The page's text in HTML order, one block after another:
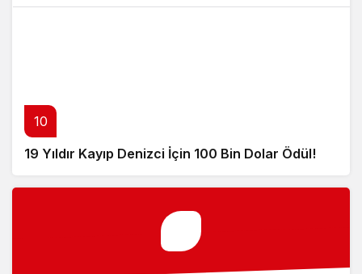
10
19 Yıldır Kayıp Denizci İçin 100 Bin Dolar Ödül!